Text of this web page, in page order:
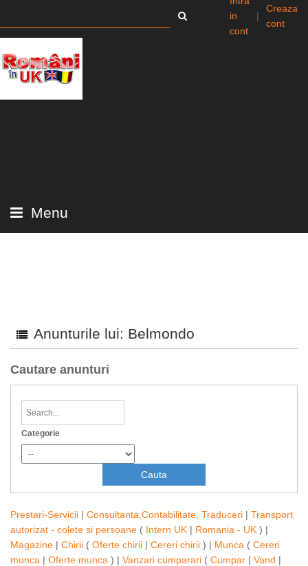
in
cont
|
Creaza
cont
Menu
Anunturile lui: Belmondo
Cautare anunturi
Categorie
Prestari-Servicii | Consultanta,Contabilitate, Traduceri | Transport
autorizat - colete si persoane ( Intern UK | Romania - UK ) |
Magazine | Chirii ( Oferte chirii | Cereri chirii ) | Munca ( Cereri
munca | Oferte munca ) | Vanzari cumparari ( Cumpar | Vand |